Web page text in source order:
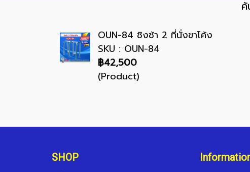
OUN-84 ชิงช้า 2 ที่นั่งขาโค้ง
SKU : OUN-84
฿42,500
(Product)
SHOP